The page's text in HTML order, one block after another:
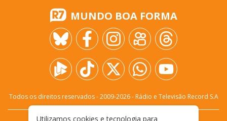
MUNDO BOA FORMA
Todos os direitos reservados - 2009-2026- Rádio e Televisão Record S.A
Utilizamos cookies e tecnologia para